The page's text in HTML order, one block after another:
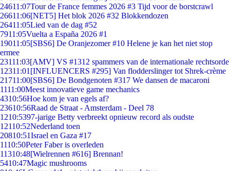
24611:07Tour de France femmes 2026 #3 Tijd voor de borstcrawl
26611:06[NET5] Het blok 2026 #32 Blokkendozen
26411:05Lied van de dag #52
7911:05Vuelta a España 2026 #1
19011:05[SBS6] De Oranjezomer #10 Helene je kan het niet stop
ermee
23111:03[AMV] VS #1312 spammers van de internationale rechtsorde
12311:01 [INFLUENCERS #295] Van flodderslinger tot Shrek-crème
21711:00[SBS6] De Bondgenoten #317 We dansen de macaroni
1111:00Meest innovatieve game mechanics
4310:56Hoe kom je van egels af?
23610:56Raad de Straat - Amsterdam - Deel 78
1210:5397-jarige Betty verbreekt opnieuw record als oudste
12110:52Nederland toen
20810:51Israel en Gaza #17
1110:50Peter Faber is overleden
11310:48[Wielrennen #616] Brennan!
5410:47Magic mushrooms